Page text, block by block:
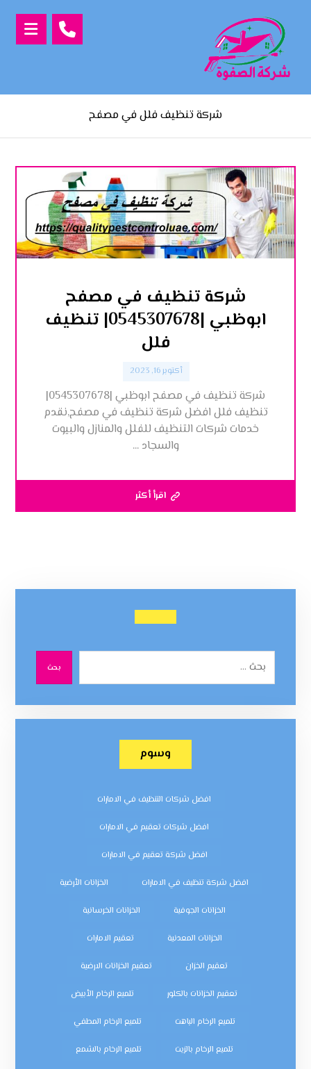
شركة تنظيف فلل في مصفح
شركة تنظيف في مصفح
ابوظبي |0545307678| تنظيف
فلل
أكتوبر 16, 2023
شركة تنظيف في مصفح ابوظبي |0545307678|
تنظيف فلل افضل شركة تنظيف في مصفح,نقدم
خدمات شركات التنظيف للفلل والمنازل والبيوت
والسجاد ...
اقرأ أكثر
بحث
وسوم
افضل شركات التنظيف في الامارات
افضل شركات تعقيم في الامارات
افضل شركة تعقيم في الامارات
افضل شركة تنظيف في الامارات الخزانات الأرضية
الخزانات الجوفية الخزانات الخرسانية
الخزانات المعدنية تعقيم الامارات
تعقيم الخزان تعقيم الخزانات الارضية
تعقيم الخزانات بالكلور تلميع الرخام الأبيض
تلميع الرخام الباهت تلميع الرخام المطفي
تلميع الرخام بالزيت تلميع الرخام بالشمع